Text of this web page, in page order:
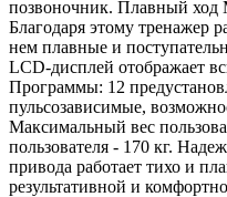
позвоночник. Плавный ход
Благодаря этому тренажер
нем плавные и
LCD-дисплей отображает
Программы: 12
пульсозависимые,
Максимальный вес
пользователя - 170 кг.
привода работает тихо и
результативной и